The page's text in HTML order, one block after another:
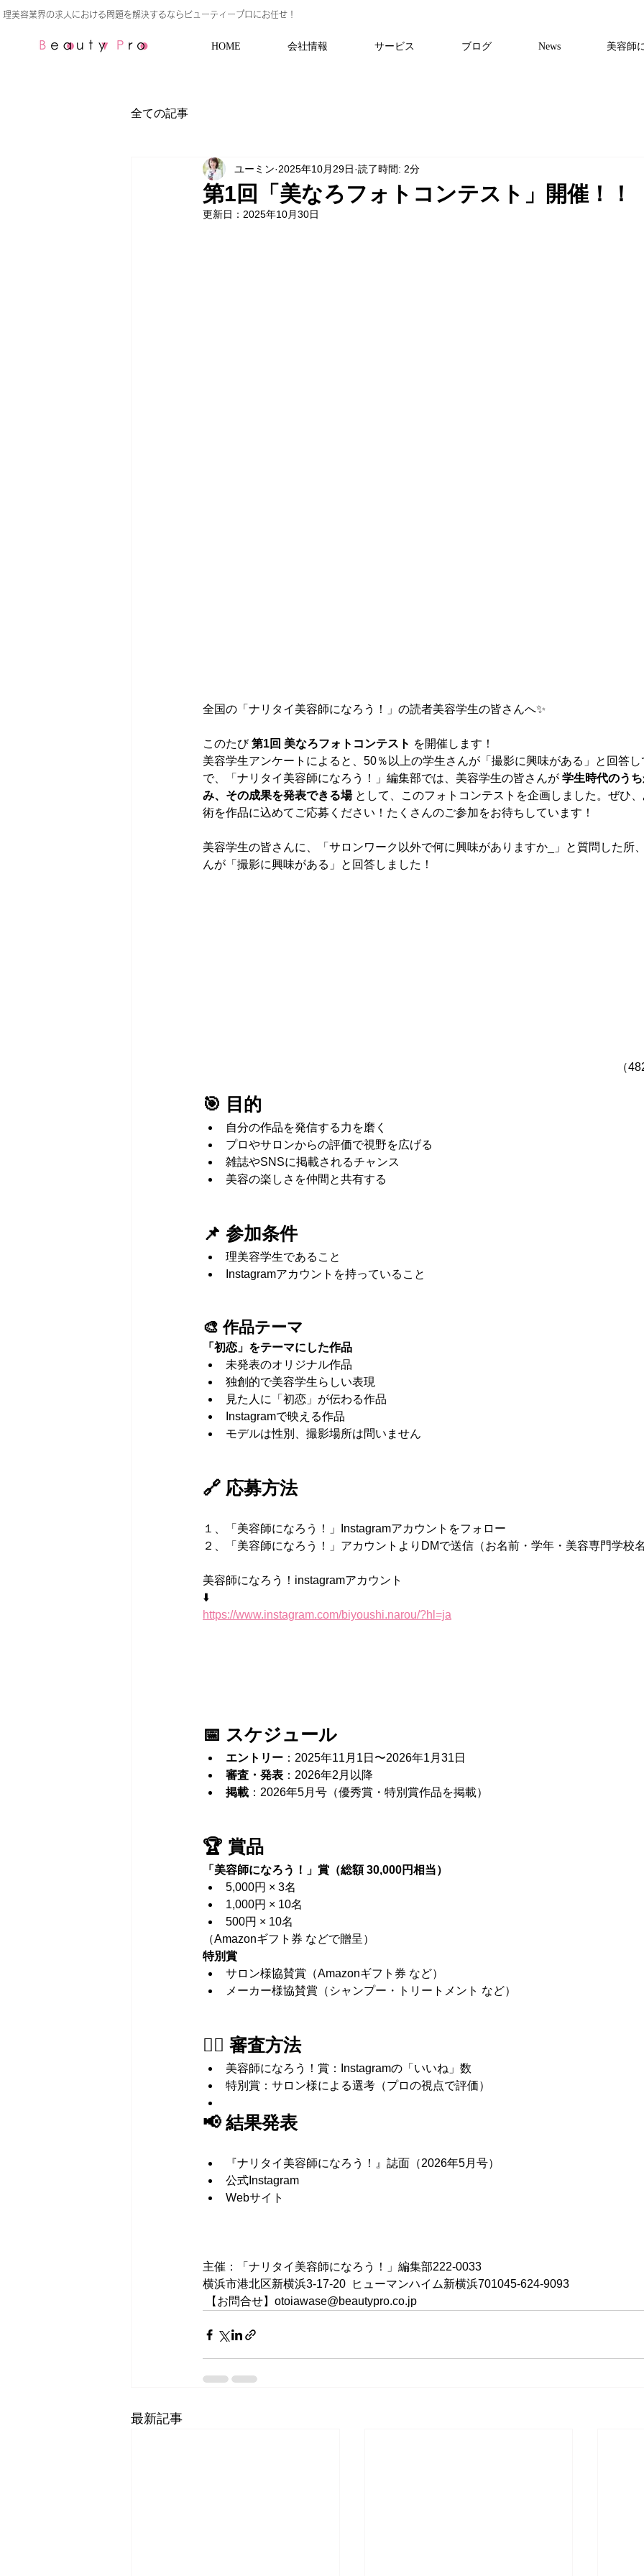
HOME 会社情報 サービス ブログ News 美容師
全ての記事
第1回「美なろフォトコンテスト」開催！！
ユーミン 2025年10月29日 読了時間: 2分
更新日： 2025年10月30日
全国の「ナリタイ美容師になろう！」の読者美容学生の皆さんへ✨
このたび 第1回 美なろフォトコンテスト を開催します！
美容学生アンケートによると、50％以上の学生さんが「撮影に興味がある」と回答し
で、「ナリタイ美容師になろう！」編集部では、美容学生の皆さんが 学生時代のう
み、その成果を発表できる場 として、このフォトコンテストを企画しました。ぜひ
術を作品に込めてご応募ください！たくさんのご参加をお待ちしています！
美容学生の皆さんに、「サロンワーク以外で何に興味がありますか_」と質問した所
んが「撮影に興味がある」と回答しました！
（482名回答
🎯 目的
自分の作品を発信する力を磨く
プロやサロンからの評価で視野を広げる
雑誌やSNSに掲載されるチャンス
美容の楽しさを仲間と共有する
📌 参加条件
理美容学生であること
Instagramアカウントを持っていること
🎨 作品テーマ
「初恋」をテーマにした作品
未発表のオリジナル作品
独創的で美容学生らしい表現
見た人に「初恋」が伝わる作品
Instagramで映える作品
モデルは性別、撮影場所は問いません
🔗 応募方法
１、「美容師になろう！」Instagramアカウントをフォロー
２、「美容師になろう！」アカウントよりDMで送信（お名前・学年・美容専門学校
美容師になろう！instagramアカウント
⬇️
https://www.instagram.com/biyoushi.narou/?hl=ja
📅 スケジュール
エントリー ：2025年11月1日〜2026年1月31日
審査・発表 ：2026年2月以降
掲載 ：2026年5月号（優秀賞・特別賞作品を掲載）
🏆 賞品
「美容師になろう！」賞（総額 30,000円相当）
5,000円 × 3名
1,000円 × 10名
500円 × 10名
（Amazonギフト券 などで贈呈）
特別賞
サロン様協賛賞（Amazonギフト券 など）
メーカー様協賛賞（シャンプー・トリートメント など）
👩‍⚖️ 審査方法
美容師になろう！賞：Instagramの「いいね」数
特別賞：サロン様による選考（プロの視点で評価）
📢 結果発表
『ナリタイ美容師になろう！』誌面（2026年5月号）
公式Instagram
Webサイト
主催：「ナリタイ美容師になろう！」編集部222-0033
横浜市港北区新横浜3-17-20  ヒューマンハイム新横浜701045-624-9093
【 お問合せ】otoiawase@beautypro.co.jp
最新記事